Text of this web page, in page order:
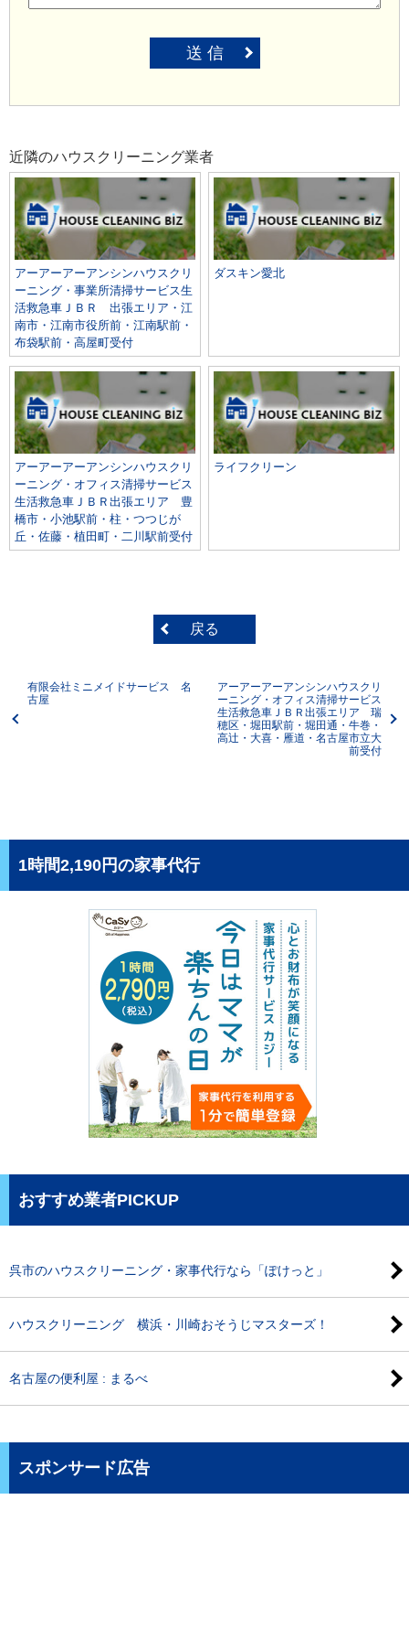
送 信
近隣のハウスクリーニング業者
アーアーアーアンシンハウスクリ
ーニング・事業所清掃サービス生
活救急車ＪＢＲ 出張エリア・江
南市・江南市役所前・江南駅前・
布袋駅前・高屋町受付
ダスキン愛北
アーアーアーアンシンハウスクリ
ーニング・オフィス清掃サービス
生活救急車ＪＢＲ出張エリア 豊
橋市・小池駅前・柱・つつじが
丘・佐藤・植田町・二川駅前受付
ライフクリーン
戻る
有限会社ミニメイドサービス 名
古屋
アーアーアーアンシンハウスクリ
ーニング・オフィス清掃サービス
生活救急車ＪＢＲ出張エリア 瑞
穂区・堀田駅前・堀田通・牛巻・
高辻・大喜・雁道・名古屋市立大
前受付
1時間2,190円の家事代行
おすすめ業者PICKUP
呉市のハウスクリーニング・家事代行なら「ぽけっと」
ハウスクリーニング 横浜・川崎おそうじマスターズ！
名古屋の便利屋 : まるべ
スポンサード広告